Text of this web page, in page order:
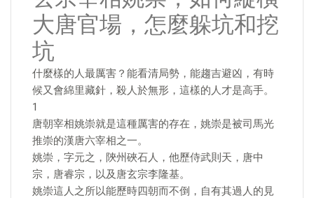
大唐官場，怎麼躲坑和挖
坑
什麼樣的人最厲害？能看清局勢，能趨吉避凶，有時
候又會綿里藏針，殺人於無形，這樣的人才是高手。
1
唐朝宰相姚崇就是這種厲害的存在，姚崇是被司馬光
推崇的漢唐六宰相之一。
姚崇，字元之，陝州硤石人，他歷侍武則天，唐中
宗，唐睿宗，以及唐玄宗李隆基。
姚崇這人之所以能歷時四朝而不倒，自有其過人的見